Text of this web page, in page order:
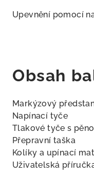
Upevnění pomocí
Obsah
Markýzový
Napínací tyče
Tlakové tyče s
Přepravní taška
Kolíky a upínací
Uživatelská